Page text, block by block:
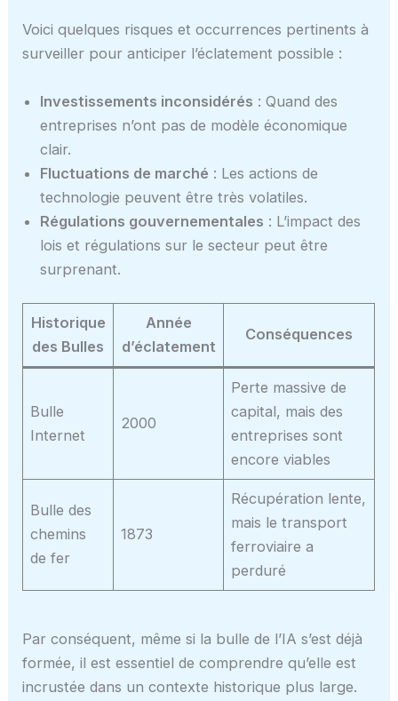
Voici quelques risques et occurrences pertinents à
surveiller pour anticiper l’éclatement possible :
Investissements inconsidérés : Quand des
entreprises n’ont pas de modèle économique
clair.
Fluctuations de marché : Les actions de
technologie peuvent être très volatiles.
Régulations gouvernementales : L’impact des
lois et régulations sur le secteur peut être
surprenant.
Historique
des Bulles
Année
d’éclatement
Conséquences
Bulle
Internet
2000
Perte massive de
capital, mais des
entreprises sont
encore viables
Bulle des
chemins
de fer
1873
Récupération lente,
mais le transport
ferroviaire a
perduré
Par conséquent, même si la bulle de l’IA s’est déjà
formée, il est essentiel de comprendre qu’elle est
incrustée dans un contexte historique plus large.